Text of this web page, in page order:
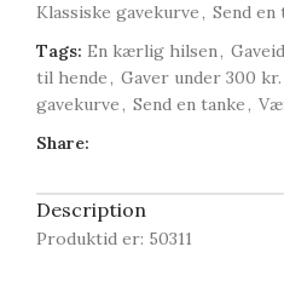
Klassiske gavekurve, Send en
Tags: En kærlig hilsen,
til hende, Gaver under 300 kr.
gavekurve, Send en tanke,
Share:
Description
Produktid er: 50311